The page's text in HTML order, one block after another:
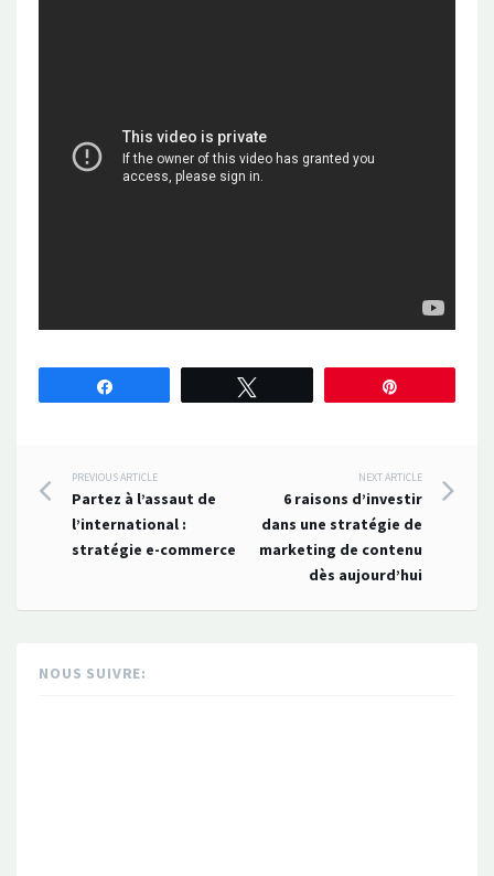
Post
navigation
PREVIOUS ARTICLE
Partez à l’assaut de
l’international :
stratégie e-commerce
NEXT ARTICLE
6 raisons d’investir
dans une stratégie de
marketing de contenu
dès aujourd’hui
NOUS SUIVRE: